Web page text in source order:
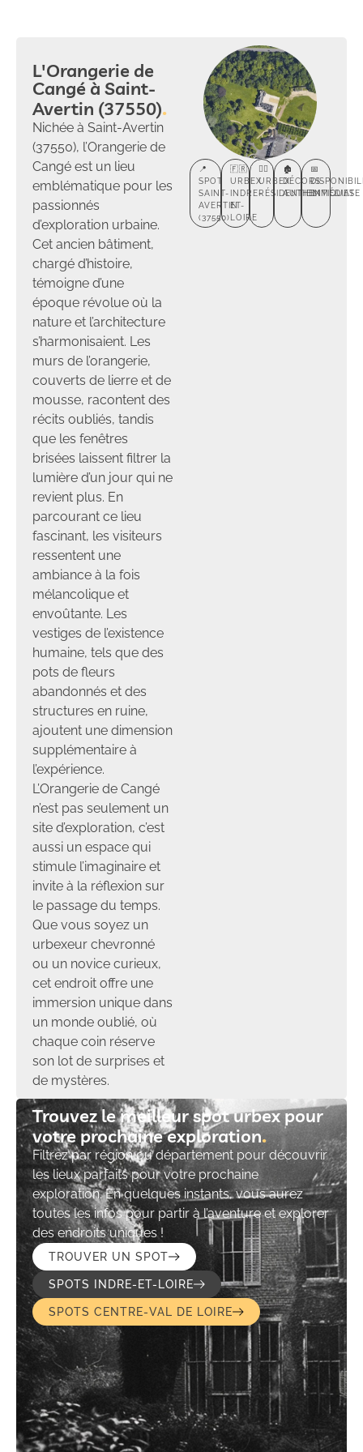
L'Orangerie de
Cangé à Saint-
Avertin (37550)
Nichée à Saint-Avertin
(37550), l’Orangerie de
Cangé est un lieu
emblématique pour les
passionnés
d’exploration urbaine.
Cet ancien bâtiment,
chargé d’histoire,
témoigne d’une
époque révolue où la
nature et l’architecture
s’harmonisaient. Les
murs de l’orangerie,
couverts de lierre et de
mousse, racontent des
récits oubliés, tandis
que les fenêtres
brisées laissent filtrer la
lumière d’un jour qui ne
revient plus. En
parcourant ce lieu
fascinant, les visiteurs
ressentent une
ambiance à la fois
mélancolique et
envoûtante. Les
vestiges de l’existence
humaine, tels que des
pots de fleurs
abandonnés et des
structures en ruine,
ajoutent une dimension
supplémentaire à
l’expérience.
L’Orangerie de Cangé
n’est pas seulement un
site d’exploration, c’est
aussi un espace qui
stimule l’imaginaire et
invite à la réflexion sur
le passage du temps.
Que vous soyez un
urbexeur chevronné
ou un novice curieux,
cet endroit offre une
immersion unique dans
un monde oublié, où
chaque coin réserve
son lot de surprises et
de mystères.
📍
SPOT
SAINT-
AVERTIN
(37550)
🇫🇷
URBEX
INDRE-
ET-
LOIRE
🕵️‍♂️
URBEX
RÉSIDENTIEL
🏚️
DÉCORS
AUTHENTIQUES
📅
IMMÉDIATE
Trouvez le meilleur spot urbex pour
votre prochaine exploration​
Filtrez par région ou département pour découvrir
les lieux parfaits pour votre prochaine
exploration. En quelques instants, vous aurez
toutes les infos pour partir à l’aventure et explorer
des endroits uniques !
TROUVER UN SPOT
SPOTS INDRE-ET-LOIRE
SPOTS CENTRE-VAL DE LOIRE